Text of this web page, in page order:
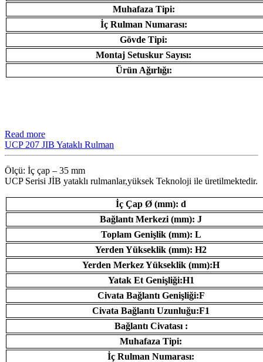
Muhafaza Tipi:
İç Rulman Numarası:
Gövde Tipi:
Montaj Setuskur Sayısı:
Ürün Ağırlığı:
Read more
UCP 207 JIB Yataklı Rulman
Ölçü: İç çap – 35 mm
UCP Serisi JİB ​​yataklı rulmanlar,yüksek Teknoloji ile üretilmektedir.
İç Çap Ø (mm): d
Bağlantı Merkezi (mm): J
Toplam Genişlik (mm): L
Yerden Yükseklik (mm): H2
Yerden Merkez Yükseklik (mm):H
Yatak Et Genişliği:H1
Civata Bağlantı Genişliği:F
Civata Bağlantı Uzunluğu:F1
Bağlantı Civatası :
Muhafaza Tipi:
İç Rulman Numarası: